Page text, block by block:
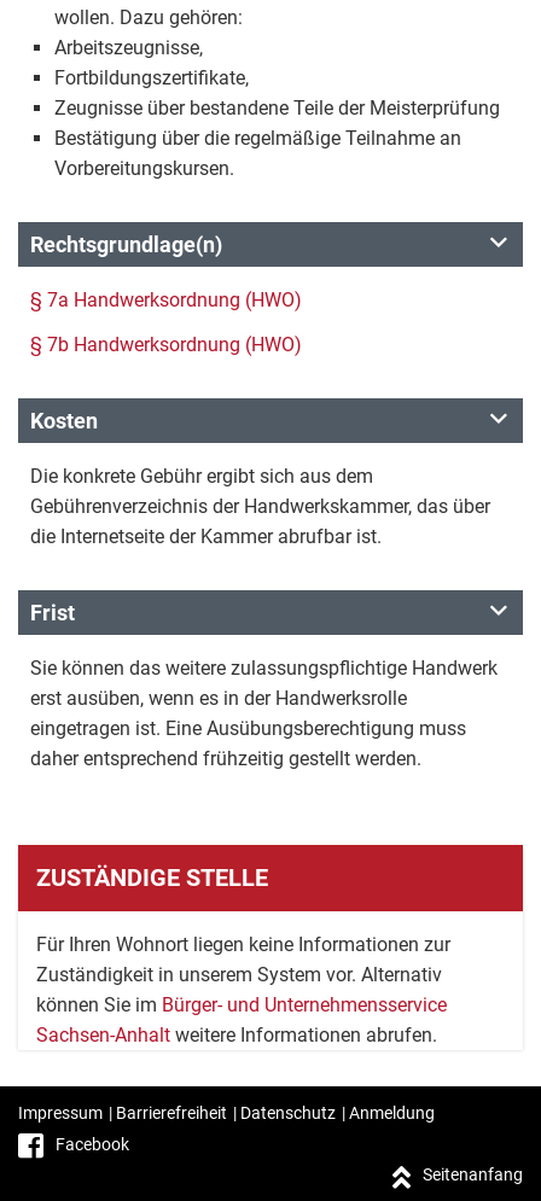
wollen. Dazu gehören:
Arbeitszeugnisse,
Fortbildungszertifikate,
Zeugnisse über bestandene Teile der Meisterprüfung
Bestätigung über die regelmäßige Teilnahme an
Vorbereitungskursen.
Rechtsgrundlage(n)
§ 7a Handwerksordnung (HWO)
§ 7b Handwerksordnung (HWO)
Kosten
Die konkrete Gebühr ergibt sich aus dem
Gebührenverzeichnis der Handwerkskammer, das über
die Internetseite der Kammer abrufbar ist.
Frist
Sie können das weitere zulassungspflichtige Handwerk
erst ausüben, wenn es in der Handwerksrolle
eingetragen ist. Eine Ausübungsberechtigung muss
daher entsprechend frühzeitig gestellt werden.
ZUSTÄNDIGE STELLE
Für Ihren Wohnort liegen keine Informationen zur
Zuständigkeit in unserem System vor. Alternativ
können Sie im Bürger- und Unternehmensservice
Sachsen-Anhalt weitere Informationen abrufen.
Impressum | Barrierefreiheit | Datenschutz |Anmeldung
Facebook
Seitenanfang